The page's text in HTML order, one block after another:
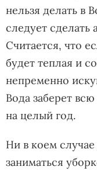
нельзя делать в
следует сделать
Считается, что
будет теплая и
непременно
Вода заберет
на целый год.
Ни в коем случае
заниматься